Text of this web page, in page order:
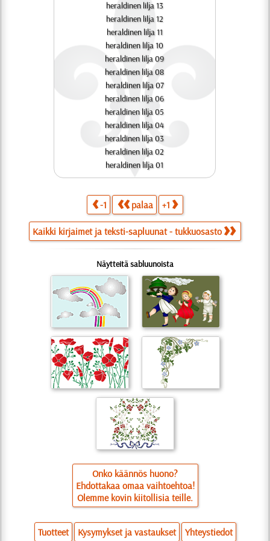
heraldinen lilja 13
heraldinen lilja 12
heraldinen lilja 11
heraldinen lilja 10
heraldinen lilja 09
heraldinen lilja 08
heraldinen lilja 07
heraldinen lilja 06
heraldinen lilja 05
heraldinen lilja 04
heraldinen lilja 03
heraldinen lilja 02
heraldinen lilja 01
-1 palaa +1
Kaikki kirjaimet ja teksti-sapluunat - tukkuosasto
Näytteitä sabluunoista
Onko käännös huono?
Ehdottakaa omaa vaihtoehtoa!
Olemme kovin kiitollisia teille.
Tuotteet Kysymykset ja vastaukset Yhteystiedot